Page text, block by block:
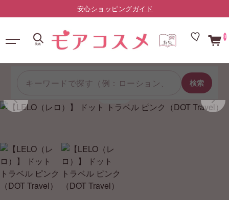
0
検索
LINE友だち限定：¥10,000以上で送料無料（登録はこちら）